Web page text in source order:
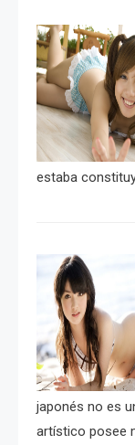
estaba
japonés no es
artístico posee